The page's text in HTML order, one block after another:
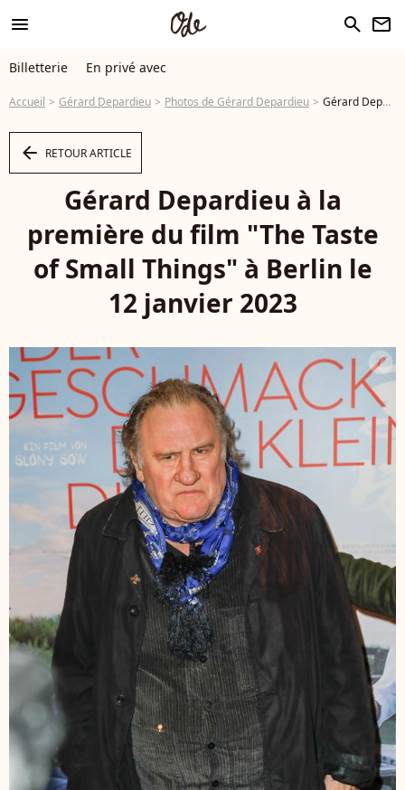
menu search newsletter
Billetterie En privé avec
Accueil Gérard Depardieu Photos de Gérard Depardieu Gérard Depardieu à la première du film "The Taste of Small Things" à Berlin le 12 janvier 2023 - Photo
arrow_left RETOUR ARTICLE
Gérard Depardieu à la
première du film "The Taste
of Small Things" à Berlin le
12 janvier 2023